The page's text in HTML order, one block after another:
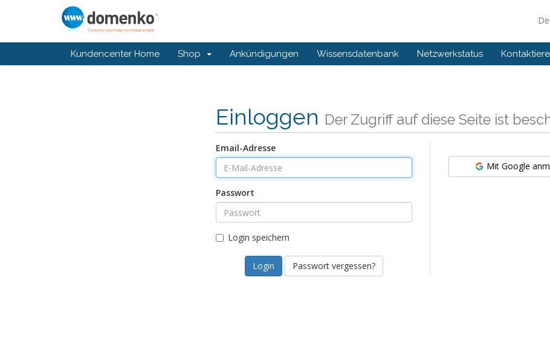
Kundencenter Home Shop Ankündigungen Wissensdatenbank Netzwerkstatus
Einloggen Der Zugriff auf diese Seite ist
Email-Adresse
Passwort
Login speichern
Passwort vergessen?
Mit Google